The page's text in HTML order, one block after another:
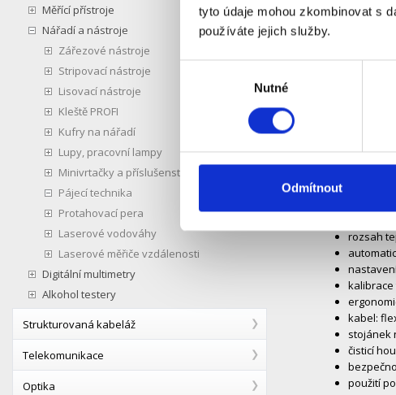
tyto údaje mohou zkombinovat s
používáte jejich služby.
Nutné
Odmítnout
Měřící přístroje
Nářadí a nástroje
Zářezové nástroje
Stripovací nástroje
Lisovací nástroje
Kleště PROFI
Kufry na nářadí
Lupy, pracovní lampy
Minivrtačky a příslušenství
Pájecí technika
Protahovací pera
Laserové vodováhy
Laserové měřiče vzdálenosti
Digitální multimetry
Alkohol testery
Strukturovaná kabeláž
Telekomunikace
Optika
Páječka s
160 °C–480
stojánkem
220–240V,
LED
rozsah
kalibrace
kabel:
stojánek
čisticí
použití